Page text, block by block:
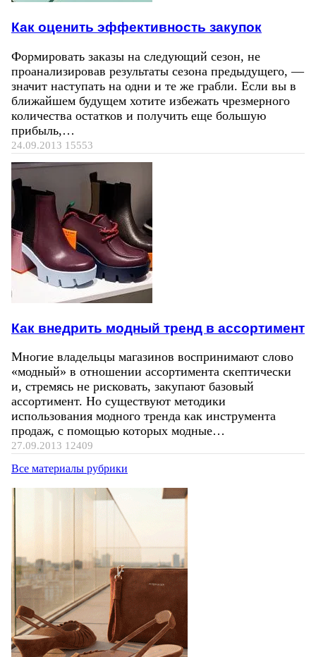
Как оценить эффективность закупок
Формировать заказы на следующий сезон, не
проанализировав результаты сезона предыдущего, —
значит наступать на одни и те же грабли. Если вы в
ближайшем будущем хотите избежать чрезмерного
количества остатков и получить еще большую
прибыль,…
24.09.2013 15553
Как внедрить модный тренд в ассортимент
Многие владельцы магазинов воспринимают слово
«модный» в отношении ассортимента скептически
и, стремясь не рисковать, закупают базовый
ассортимент. Но существуют методики
использования модного тренда как инструмента
продаж, с помощью которых модные…
27.09.2013 12409
Все материалы рубрики